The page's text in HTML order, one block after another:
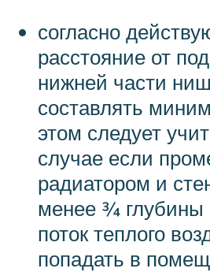
согласно
расстояние от
нижней части
составлять
этом следует
случае если
радиатором и
менее ¾ глубины
поток теплого
попадать в